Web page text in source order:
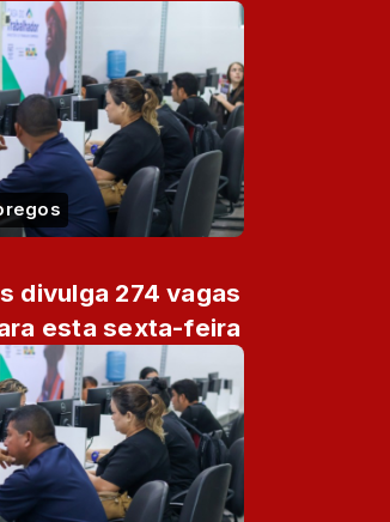
divulga 274 vagas
esta sexta-feira